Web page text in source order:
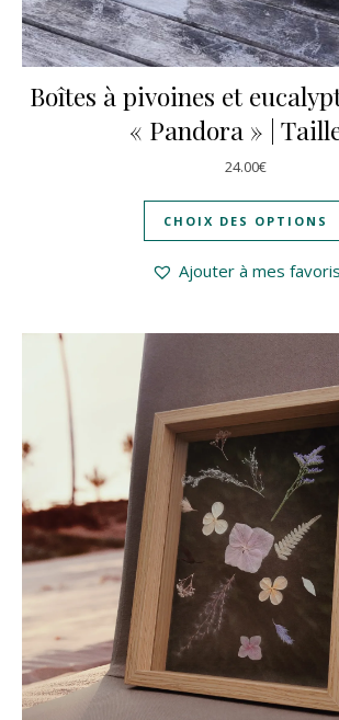
Boîtes à pivoines et
« Pandora » |
24.00€
CHOIX DES OPTIONS
Ajouter à mes favoris